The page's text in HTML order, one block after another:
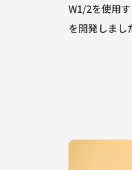
W1/2を使用
を開発しまし